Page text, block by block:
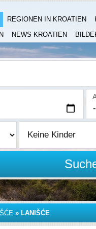
REGIONEN IN KROATIEN
NEWS KROATIEN
» LANIŠĆE